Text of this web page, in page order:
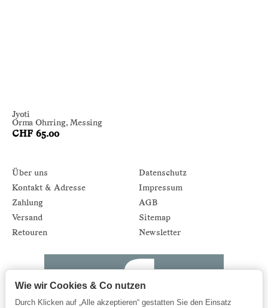
Jyoti
Orma Ohrring, Messing
CHF 65.00
Über uns
Kontakt & Adresse
Zahlung
Versand
Retouren
Datenschutz
Impressum
AGB
Sitemap
Newsletter
Wie wir Cookies & Co nutzen
Durch Klicken auf „Alle akzeptieren“ gestatten Sie den Einsatz